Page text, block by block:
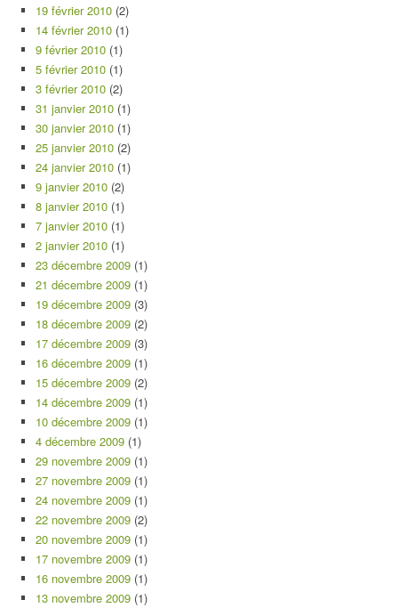
19 février 2010 (2)
14 février 2010 (1)
9 février 2010 (1)
5 février 2010 (1)
3 février 2010 (2)
31 janvier 2010 (1)
30 janvier 2010 (1)
25 janvier 2010 (2)
24 janvier 2010 (1)
9 janvier 2010 (2)
8 janvier 2010 (1)
7 janvier 2010 (1)
2 janvier 2010 (1)
23 décembre 2009 (1)
21 décembre 2009 (1)
19 décembre 2009 (3)
18 décembre 2009 (2)
17 décembre 2009 (3)
16 décembre 2009 (1)
15 décembre 2009 (2)
14 décembre 2009 (1)
10 décembre 2009 (1)
4 décembre 2009 (1)
29 novembre 2009 (1)
27 novembre 2009 (1)
24 novembre 2009 (1)
22 novembre 2009 (2)
20 novembre 2009 (1)
17 novembre 2009 (1)
16 novembre 2009 (1)
13 novembre 2009 (1)